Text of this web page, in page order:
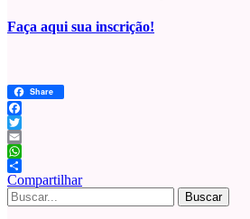
Faça aqui sua inscrição!
Share
Facebook
Twitter
Email
WhatsApp
Compartilhar
Buscar
por: